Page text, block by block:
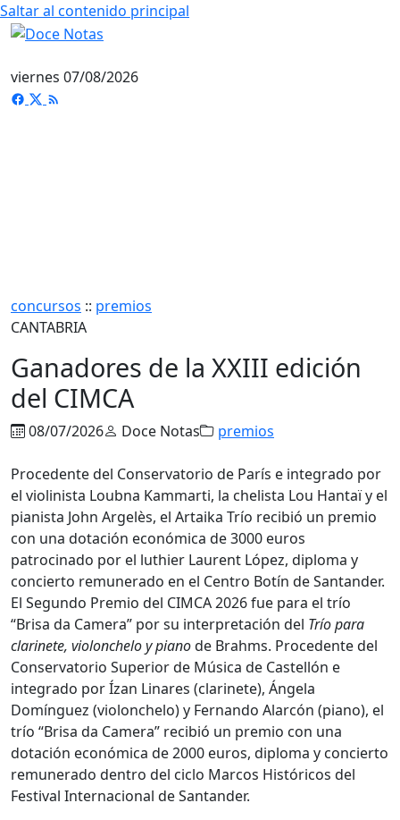
Saltar al contenido principal
viernes 07/08/2026
concursos :: premios
CANTABRIA
Ganadores de la XXIII edición
del CIMCA
08/07/2026 Doce Notas premios
Procedente del Conservatorio de París e integrado por
el violinista Loubna Kammarti, la chelista Lou Hantaï y el
pianista John Argelès, el Artaika Trío recibió un premio
con una dotación económica de 3000 euros
patrocinado por el luthier Laurent López, diploma y
concierto remunerado en el Centro Botín de Santander.
El Segundo Premio del CIMCA 2026 fue para el trío
“Brisa da Camera” por su interpretación del Trío para
clarinete, violonchelo y pianode Brahms. Procedente del
Conservatorio Superior de Música de Castellón e
integrado por Ízan Linares (clarinete), Ángela
Domínguez (violonchelo) y Fernando Alarcón (piano), el
trío “Brisa da Camera” recibió un premio con una
dotación económica de 2000 euros, diploma y concierto
remunerado dentro del ciclo Marcos Históricos del
Festival Internacional de Santander.